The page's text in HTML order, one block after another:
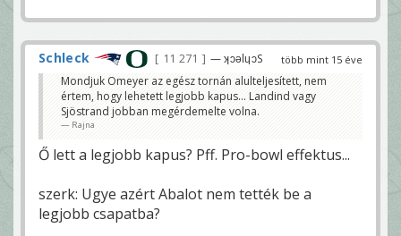
több mint 15 éve
Schleck 11 271 — ʞɔǝlɥɔS
Mondjuk Omeyer az egész tornán alulteljesített, nem
értem, hogy lehetett legjobb kapus... Landind vagy
Sjöstrand jobban megérdemelte volna.
Rajna
Ő lett a legjobb kapus? Pff. Pro-bowl effektus...
szerk: Ugye azért Abalot nem tették be a
legjobb csapatba?